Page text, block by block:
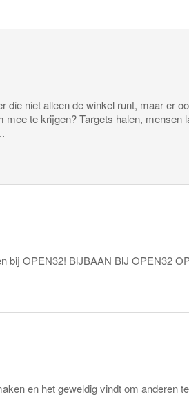
die niet alleen de winkel runt, maar er
te krijgen? Targets halen, mensen
bij OPEN32! BIJBAAN BIJ OPEN32
en het geweldig vindt om anderen